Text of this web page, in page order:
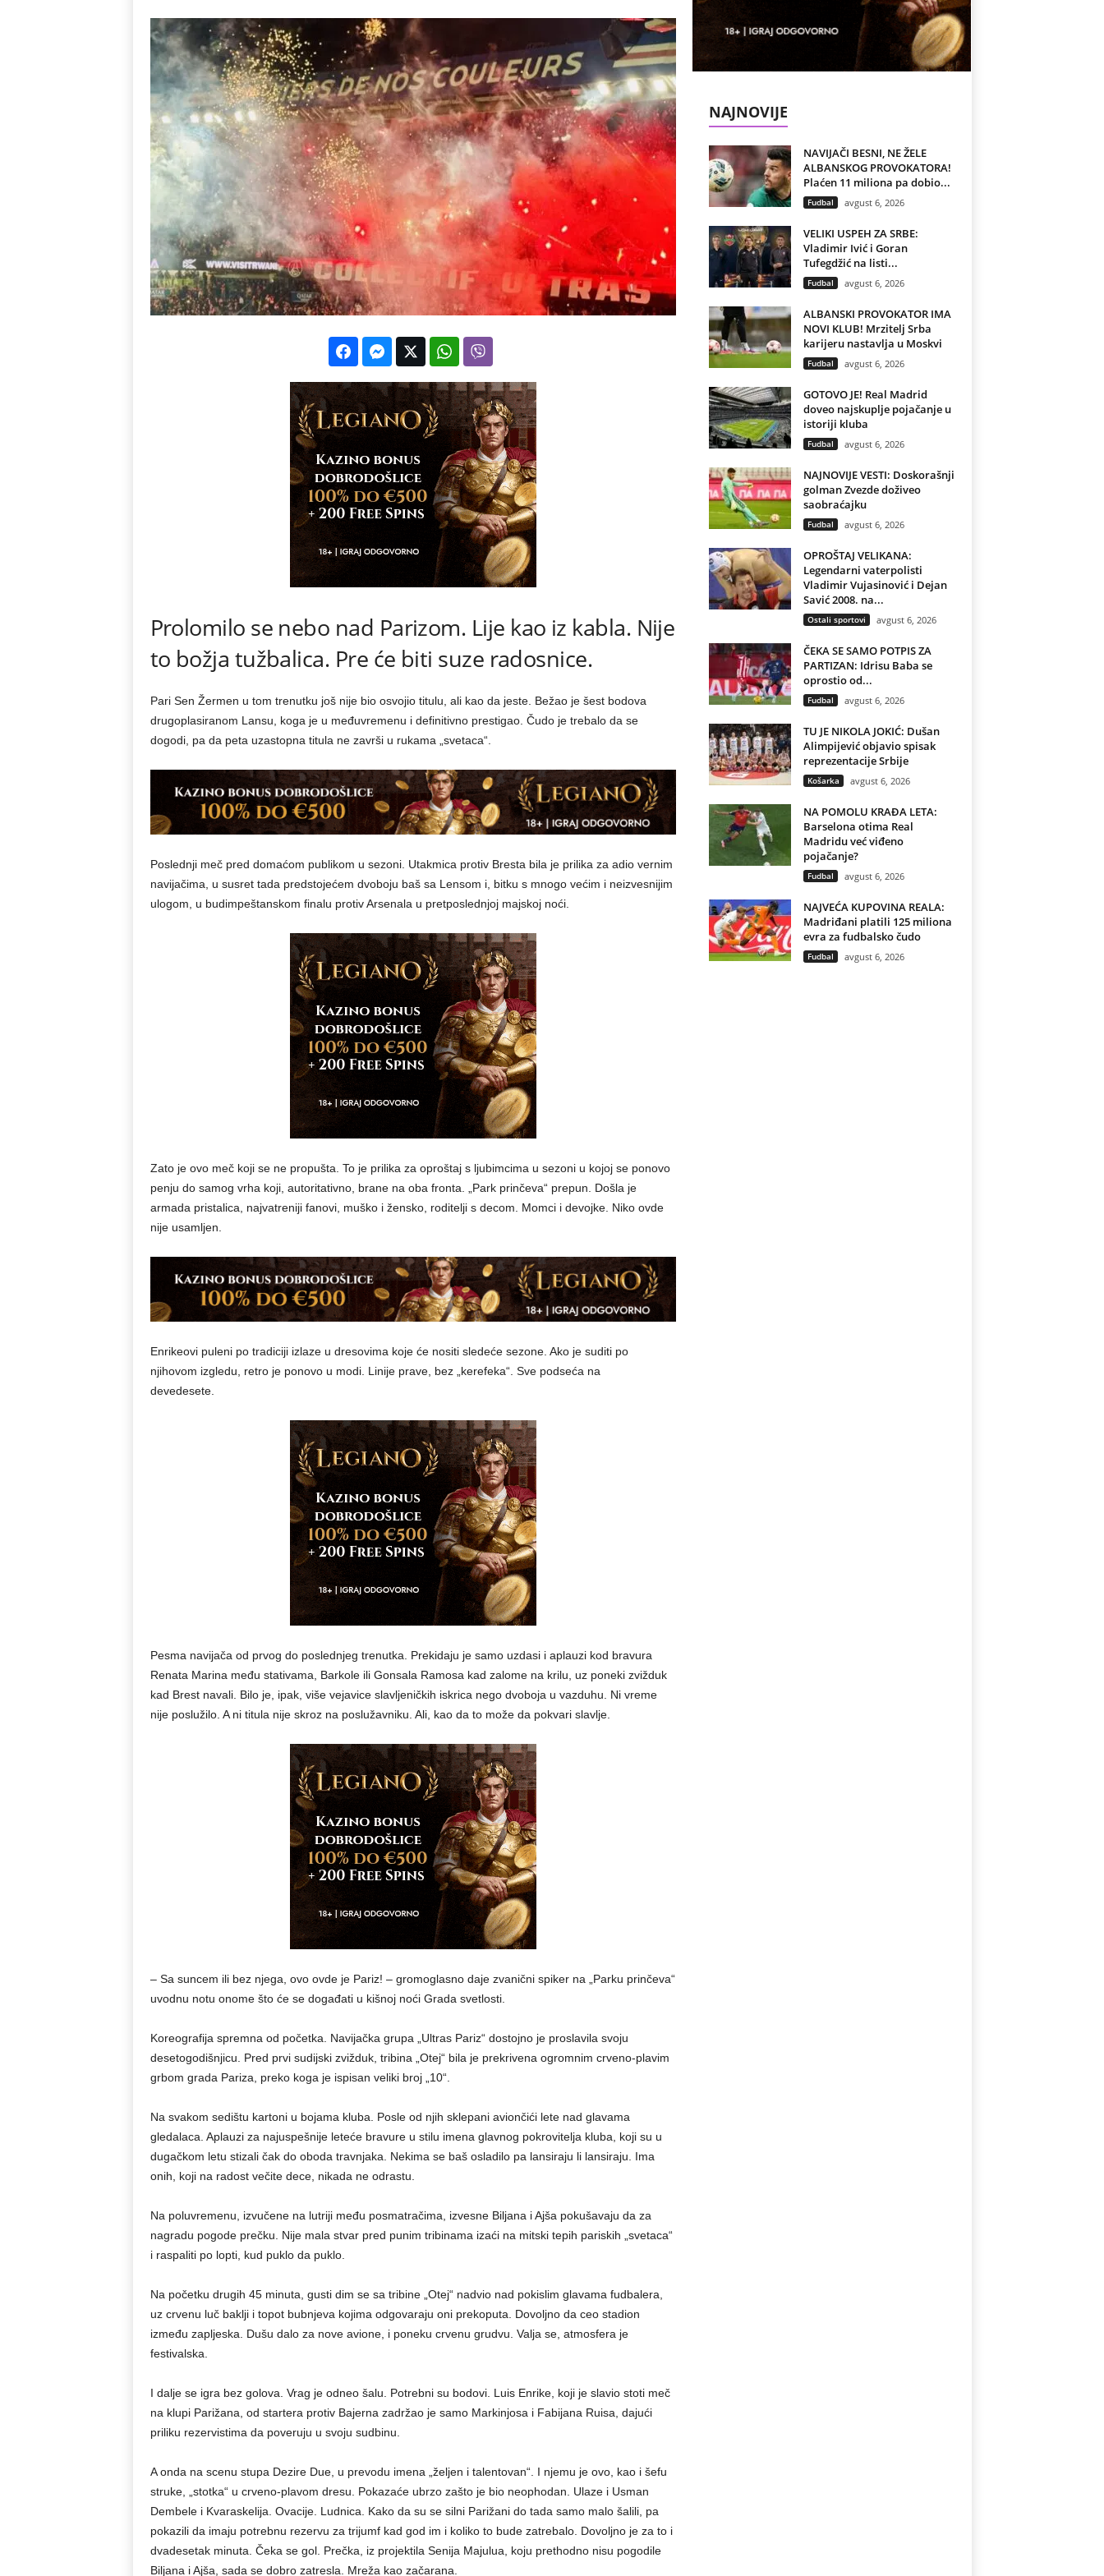
k
V
e
s
t
Prolomilo se nebo nad Parizom. Lije kao iz kabla. Nije
to božja tužbalica. Pre će biti suze radosnice.
Pari Sen Žermen u tom trenutku još nije bio osvojio titulu, ali kao da jeste. Bežao je šest bodova
drugoplasiranom Lansu, koga je u međuvremenu i definitivno prestigao. Čudo je trebalo da se
dogodi, pa da peta uzastopna titula ne završi u rukama „svetaca“.
Poslednji meč pred domaćom publikom u sezoni. Utakmica protiv Bresta bila je prilika za adio vernim
navijačima, u susret tada predstojećem dvoboju baš sa Lensom i, bitku s mnogo većim i neizvesnijim
ulogom, u budimpeštanskom finalu protiv Arsenala u pretposlednjoj majskoj noći.
Zato je ovo meč koji se ne propušta. To je prilika za oproštaj s ljubimcima u sezoni u kojoj se ponovo
penju do samog vrha koji, autoritativno, brane na oba fronta. „Park prinčeva“ prepun. Došla je
armada pristalica, najvatreniji fanovi, muško i žensko, roditelji s decom. Momci i devojke. Niko ovde
nije usamljen.
Enrikeovi puleni po tradiciji izlaze u dresovima koje će nositi sledeće sezone. Ako je suditi po
njihovom izgledu, retro je ponovo u modi. Linije prave, bez „kerefeka“. Sve podseća na
devedesete.
Pesma navijača od prvog do poslednjeg trenutka. Prekidaju je samo uzdasi i aplauzi kod bravura
Renata Marina među stativama, Barkole ili Gonsala Ramosa kad zalome na krilu, uz poneki zvižduk
kad Brest navali. Bilo je, ipak, više vejavice slavljeničkih iskrica nego dvoboja u vazduhu. Ni vreme
nije poslužilo. A ni titula nije skroz na poslužavniku. Ali, kao da to može da pokvari slavlje.
– Sa suncem ili bez njega, ovo ovde je Pariz! – gromoglasno daje zvanični spiker na „Parku prinčeva“
uvodnu notu onome što će se događati u kišnoj noći Grada svetlosti.
Koreografija spremna od početka. Navijačka grupa „Ultras Pariz“ dostojno je proslavila svoju
desetogodišnjicu. Pred prvi sudijski zvižduk, tribina „Otej“ bila je prekrivena ogromnim crveno-plavim
grbom grada Pariza, preko koga je ispisan veliki broj „10“.
Na svakom sedištu kartoni u bojama kluba. Posle od njih sklepani aviončići lete nad glavama
gledalaca. Aplauzi za najuspešnije leteće bravure u stilu imena glavnog pokrovitelja kluba, koji su u
dugačkom letu stizali čak do oboda travnjaka. Nekima se baš osladilo pa lansiraju li lansiraju. Ima
onih, koji na radost večite dece, nikada ne odrastu.
Na poluvremenu, izvučene na lutriji među posmatračima, izvesne Biljana i Ajša pokušavaju da za
nagradu pogode prečku. Nije mala stvar pred punim tribinama izaći na mitski tepih pariskih „svetaca“
i raspaliti po lopti, kud puklo da puklo.
Na početku drugih 45 minuta, gusti dim se sa tribine „Otej“ nadvio nad pokislim glavama fudbalera,
uz crvenu luč baklji i topot bubnjeva kojima odgovaraju oni prekoputa. Dovoljno da ceo stadion
između zapljeska. Dušu dalo za nove avione, i poneku crvenu grudvu. Valja se, atmosfera je
festivalska.
I dalje se igra bez golova. Vrag je odneo šalu. Potrebni su bodovi. Luis Enrike, koji je slavio stoti meč
na klupi Parižana, od startera protiv Bajerna zadržao je samo Markinjosa i Fabijana Ruisa, dajući
priliku rezervistima da poveruju u svoju sudbinu.
A onda na scenu stupa Dezire Due, u prevodu imena „željen i talentovan“. I njemu je ovo, kao i šefu
struke, „stotka“ u crveno-plavom dresu. Pokazaće ubrzo zašto je bio neophodan. Ulaze i Usman
Dembele i Kvaraskelija. Ovacije. Ludnica. Kako da su se silni Parižani do tada samo malo šalili, pa
pokazili da imaju potrebnu rezervu za trijumf kad god im i koliko to bude zatrebalo. Dovoljno je za to i
dvadesetak minuta. Čeka se gol. Prečka, iz projektila Senija Majulua, koju prethodno nisu pogodile
Biljana i Ajša, sada se dobro zatresla. Mreža kao začarana.
NAJNOVIJE
NAVIJAČI BESNI, NE ŽELE
ALBANSKOG PROVOKATORA!
Plaćen 11 miliona pa dobio...
Fudbal avgust 6, 2026
VELIKI USPEH ZA SRBE:
Vladimir Ivić i Goran
Tufegdžić na listi...
Fudbal avgust 6, 2026
ALBANSKI PROVOKATOR IMA
NOVI KLUB! Mrzitelj Srba
karijeru nastavlja u Moskvi
Fudbal avgust 6, 2026
GOTOVO JE! Real Madrid
doveo najskuplje pojačanje u
istoriji kluba
Fudbal avgust 6, 2026
NAJNOVIJE VESTI: Doskorašnji
golman Zvezde doživeo
saobraćajku
Fudbal avgust 6, 2026
OPROŠTAJ VELIKANA:
Legendarni vaterpolisti
Vladimir Vujasinović i Dejan
Savić 2008. na...
Ostali sportovi avgust 6, 2026
ČEKA SE SAMO POTPIS ZA
PARTIZAN: Idrisu Baba se
oprostio od...
Fudbal avgust 6, 2026
TU JE NIKOLA JOKIĆ: Dušan
Alimpijević objavio spisak
reprezentacije Srbije
Košarka avgust 6, 2026
NA POMOLU KRAĐA LETA:
Barselona otima Real
Madridu već viđeno
pojačanje?
Fudbal avgust 6, 2026
NAJVEĆA KUPOVINA REALA:
Madriđani platili 125 miliona
evra za fudbalsko čudo
Fudbal avgust 6, 2026